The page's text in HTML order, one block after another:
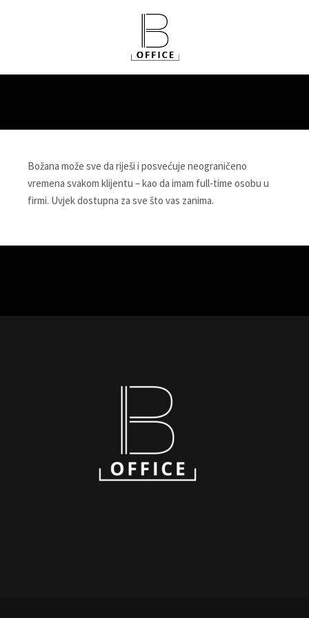
Božana može sve da riješi i posvećuje neograničeno
vremena svakom klijentu – kao da imam full-time osobu u
firmi. Uvjek dostupna za sve što vas zanima.